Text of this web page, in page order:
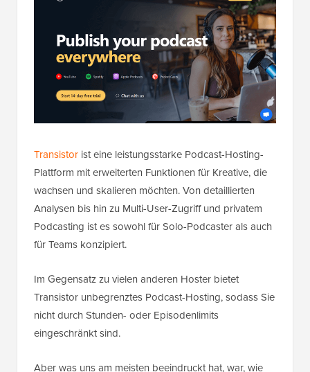
Transistor ist eine leistungsstarke Podcast-Hosting-
Plattform mit erweiterten Funktionen für Kreative, die
wachsen und skalieren möchten. Von detaillierten
Analysen bis hin zu Multi-User-Zugriff und privatem
Podcasting ist es sowohl für Solo-Podcaster als auch
für Teams konzipiert.
Im Gegensatz zu vielen anderen Hoster bietet
Transistor unbegrenztes Podcast-Hosting, sodass Sie
nicht durch Stunden- oder Episodenlimits
eingeschränkt sind.
Aber was uns am meisten beeindruckt hat, war, wie